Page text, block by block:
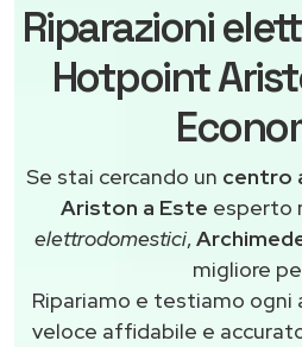
Riparazioni
Hotpoint
Se stai cercando un centro
Ariston a Este esperto
elettrodomestici,
migliore
Ripariamo e testiamo ogni
veloce affidabile e